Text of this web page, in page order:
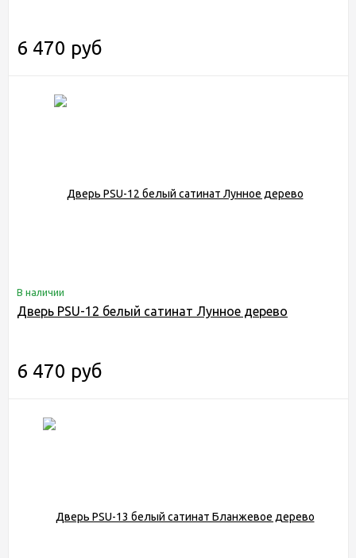
6 470 руб
В наличии
Дверь PSU-12 белый сатинат Лунное дерево
6 470 руб